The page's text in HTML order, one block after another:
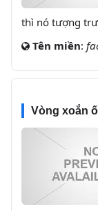
thì nó tượng
Tên miền:
Vòng xoắn